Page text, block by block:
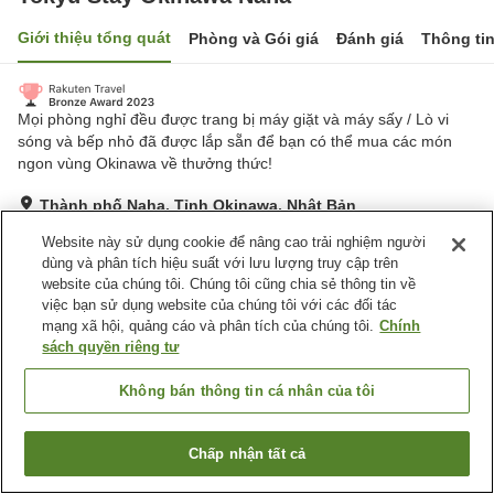
Giới thiệu tổng quát Phòng và Gói giá Đánh giá Thông
Mọi phòng nghỉ đều được trang bị máy giặt và máy sấy / Lò vi
sóng và bếp nhỏ đã được lắp sẵn để bạn có thể mua các món
ngon vùng Okinawa về thưởng thức!
Thành phố Naha, Tỉnh Okinawa, Nhật Bản
Tuyệt vời Đánh giá:36lượt
Tiện nghi chỗ nghỉ
Bãi đỗ xe
Trang chủ Nhật Bản Tỉnh Okinawa
Thành phố Naha
Tokyu Stay Okinawa Naha
Tìm phòng trống
Website này sử dụng cookie để nâng cao trải nghiệm người
dùng và phân tích hiệu suất với lưu lượng truy cập trên
website của chúng tôi. Chúng tôi cũng chia sẻ thông tin về
việc bạn sử dụng website của chúng tôi với các đối tác
mạng xã hội, quảng cáo và phân tích của chúng tôi. Chính
sách quyền riêng tư
Không bán thông tin cá nhân của tôi
Chấp nhận tất cả